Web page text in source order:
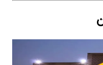
و مجنون